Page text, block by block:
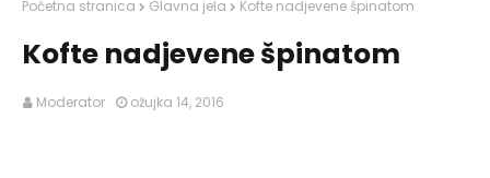
Početna stranica Glavna jela Kofte nadjevene špinatom
Kofte nadjevene špinatom
Moderator ožujka 14, 2016